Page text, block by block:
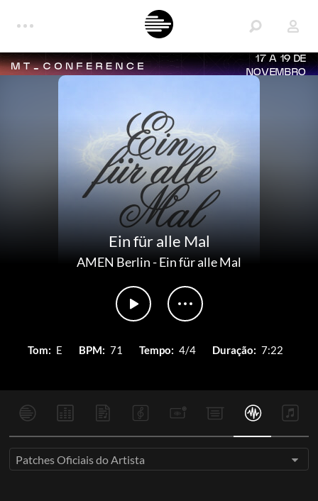
17 A 19 DE
NOVEMBRO
Ein für alle Mal
AMEN Berlin-Ein für alle Mal
Tom: E BPM: 71 Tempo: 4/4 Duração: 7:22
Patches Oficiais do Artista